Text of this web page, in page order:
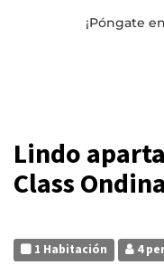
Lindo
Class Ondina
1 Habitación 4
¡Póngate